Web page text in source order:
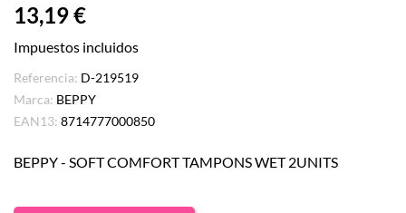
13,19 €
Impuestos incluidos
Referencia: D-219519
Marca: BEPPY
EAN13: 8714777000850
BEPPY - SOFT COMFORT TAMPONS WET 2UNITS